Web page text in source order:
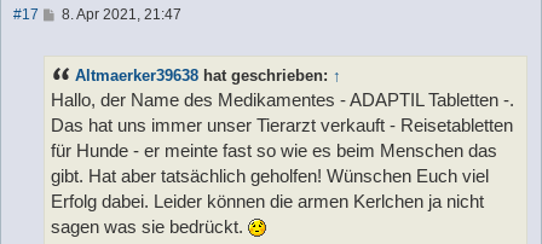
#17
B
r
a
8. Apr 2021, 21:47
Altmaerker39638 hat geschrieben: ↑
Hallo, der Name des Medikamentes - ADAPTIL Tabletten -.
Das hat uns immer unser Tierarzt verkauft - Reisetabletten
für Hunde - er meinte fast so wie es beim Menschen das
gibt. Hat aber tatsächlich geholfen! Wünschen Euch viel
Erfolg dabei. Leider können die armen Kerlchen ja nicht
sagen was sie bedrückt.